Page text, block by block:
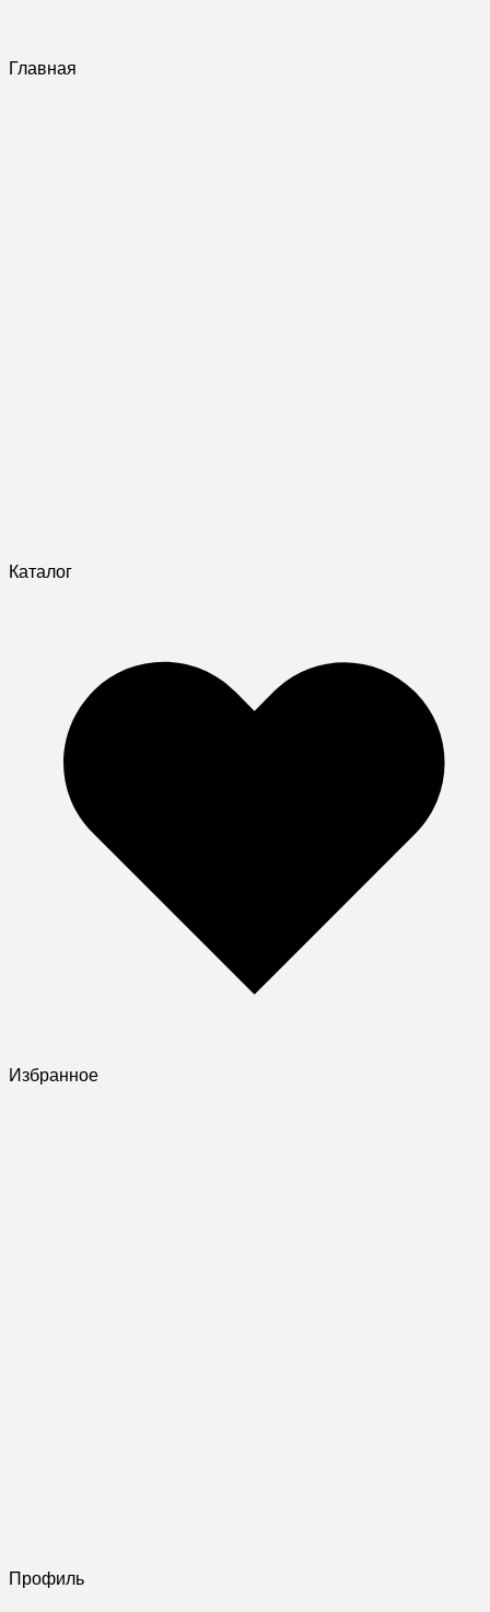
Главная
Каталог
Избранное
Профиль